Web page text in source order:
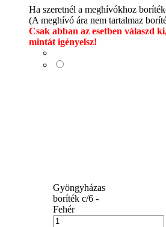
Ha szeretnél a meghívókhoz
(A meghívó ára nem tartalmaz
Csak abban az esetben válaszd
mintát igényelsz!
Gyöngyházas
boríték c/6 -
Fehér